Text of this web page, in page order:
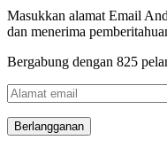
Masukkan alamat Email
dan menerima
Bergabung dengan 825
Alamat
email